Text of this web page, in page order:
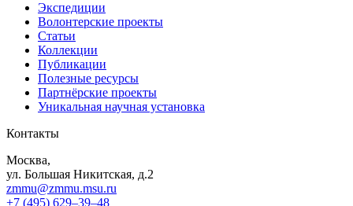
Экспедиции
Волонтерские проекты
Статьи
Коллекции
Публикации
Полезные ресурсы
Партнёрские проекты
Уникальная научная установка
Контакты
Москва,
ул. Большая Никитская, д.2
zmmu@zmmu.msu.ru
+7 (495) 629–39–48